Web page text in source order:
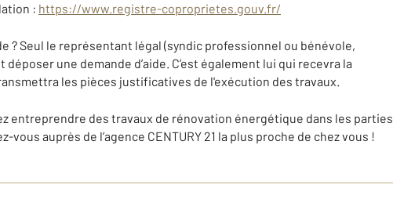
: https://www.registre-coproprietes.gouv.fr/
Seul le représentant légal (syndic professionnel ou bénévole,
une demande d’aide. C’est également lui qui recevra la
les pièces justificatives de l'exécution des travaux.
entreprendre des travaux de rénovation énergétique dans les parties
auprès de l’agence CENTURY 21 la plus proche de chez vous !